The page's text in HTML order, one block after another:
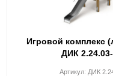
Игровой комплекс
ДИК
Артикул: ДИК